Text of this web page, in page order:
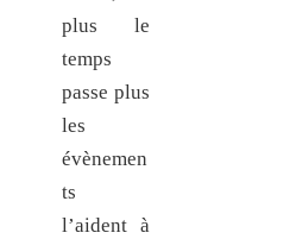
plus le
temps
passe plus
les
évènemen
ts
l’aident à